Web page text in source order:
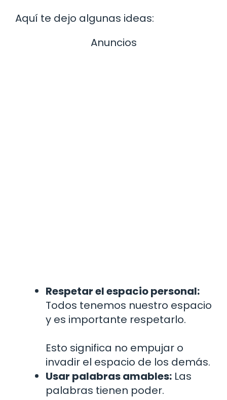
Aquí te dejo algunas ideas:
Anuncios
Respetar el espacio personal:
Todos tenemos nuestro espacio
y es importante respetarlo.
Esto significa no empujar o
invadir el espacio de los demás.
Usar palabras amables: Las
palabras tienen poder.